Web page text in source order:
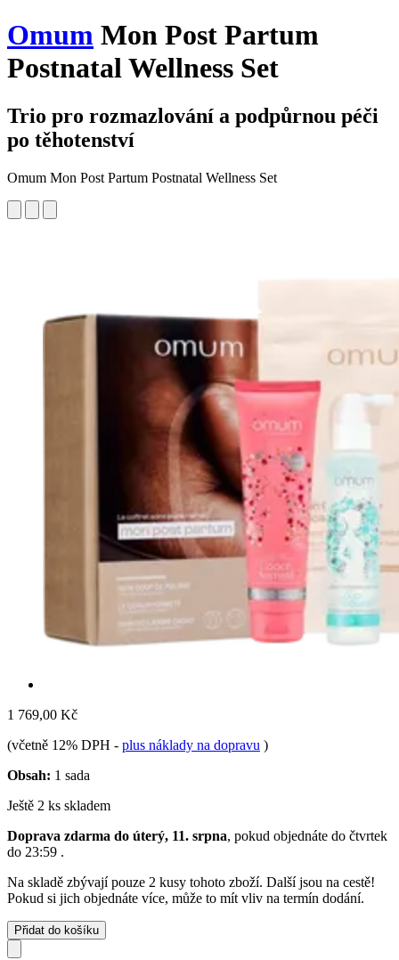
Omum Mon Post Partum
Postnatal Wellness Set
Trio pro rozmazlování a podpůrnou péči
po těhotenství
Omum Mon Post Partum Postnatal Wellness Set
1 769,00 Kč
(včetně 12% DPH - plus náklady na dopravu )
Obsah: 1 sada
Ještě 2 ks skladem
Doprava zdarma do úterý, 11. srpna, pokud objednáte do čtvrtek
do 23:59 .
Na skladě zbývají pouze 2 kusy tohoto zboží. Další jsou na cestě!
Pokud si jich objednáte více, může to mít vliv na termín dodání.
Přidat do košíku